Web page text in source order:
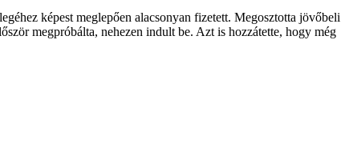
képest meglepően alacsonyan fizetett. Megosztotta jövőbeli
megpróbálta, nehezen indult be. Azt is hozzátette, hogy még